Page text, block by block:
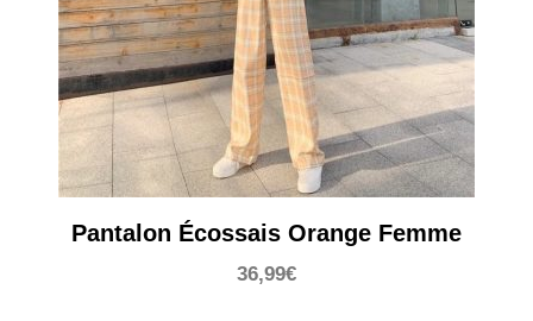
Pantalon Écossais Orange Femme
36,99€